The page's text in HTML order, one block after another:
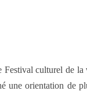
Festival culturel de
une orientation de